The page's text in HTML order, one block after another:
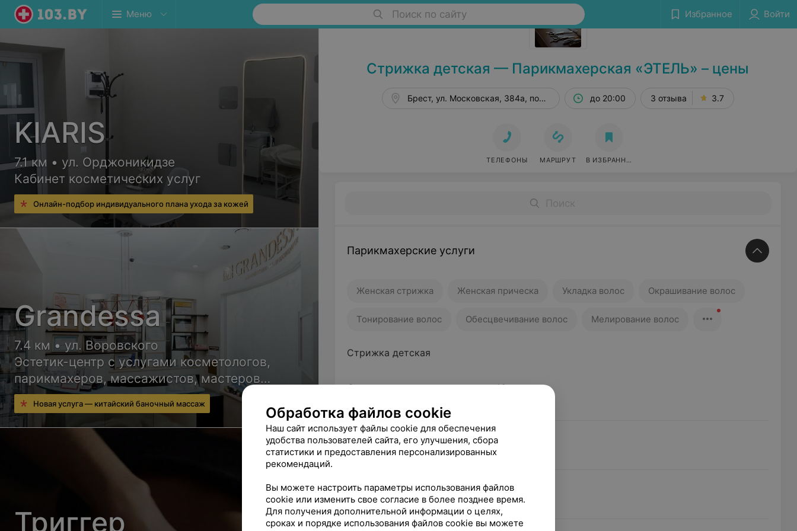
Меню Поиск по сайту Избранное Войти
Салоны красоты в Бресте
Стрижка детская — Парикмахерская «ЭТЕЛЬ» – цены
Брест, ул. Московская, 384а, пом. 45 до 20:00 3 отзыва 3.7
ТЕЛЕФОНЫ МАРШРУТ В ИЗБРАННОЕ
Парикмахерские услуги
Женская стрижка Женская прическа Укладка волос Окрашивание волос
Тонирование волос Обесцвечивание волос Мелирование волос
Стрижка детская
Стрижка детская простая до 10 лет
Стрижка детская модельная до 10 лет
Цена по запросу
Стрижка детская модельная 10-14 лет
Цена по запросу
KIARIS
7.1 км • ул. Орджоникидзе
Кабинет косметических услуг
Онлайн-подбор индивидуального плана ухода за кожей
Grandessa
7.4 км • ул. Воровского
Эстетик-центр с услугами косметологов,
парикмахеров, массажистов, мастеров
ногтевого сервиса и других специалистов
Новая услуга — китайский баночный массаж
Триггер
Обработка файлов cookie
Наш сайт использует файлы cookie для обеспечения
удобства пользователей сайта, его улучшения, сбора
статистики и предоставления персонализированных
рекомендаций.
Вы можете настроить параметры использования файлов
cookie или изменить свое согласие в более позднее время.
Для получения дополнительной информации о целях,
сроках и порядке использования файлов cookie вы можете